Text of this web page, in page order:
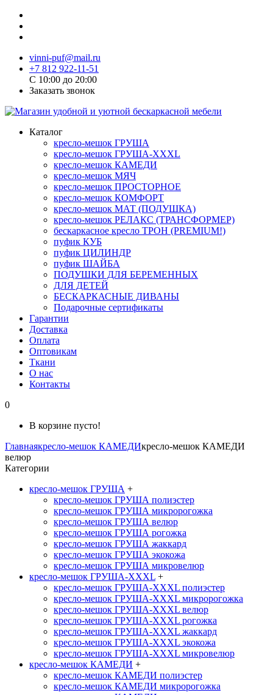
vinni-puf@mail.ru
+7 812 922-11-51
C 10:00 до 20:00
Заказать звонок
Каталог
кресло-мешок ГРУША
кресло-мешок ГРУША-XXXL
кресло-мешок КАМЕДИ
кресло-мешок МЯЧ
кресло-мешок ПРОСТОРНОЕ
кресло-мешок КОМФОРТ
кресло-мешок МАТ (ПОДУШКА)
кресло-мешок РЕЛАКС (ТРАНСФОРМЕР)
бескаркасное кресло ТРОН (PREMIUM!)
пуфик КУБ
пуфик ЦИЛИНДР
пуфик ШАЙБА
ПОДУШКИ ДЛЯ БЕРЕМЕННЫХ
ДЛЯ ДЕТЕЙ
БЕСКАРКАСНЫЕ ДИВАНЫ
Подарочные сертификаты
Гарантии
Доставка
Оплата
Оптовикам
Ткани
О нас
Контакты
0
В корзине пусто!
Главнаякресло-мешок КАМЕДИкресло-мешок КАМЕДИ
велюр
Категории
кресло-мешок ГРУША +
кресло-мешок ГРУША полиэстер
кресло-мешок ГРУША микророгожка
кресло-мешок ГРУША велюр
кресло-мешок ГРУША рогожка
кресло-мешок ГРУША жаккард
кресло-мешок ГРУША экокожа
кресло-мешок ГРУША микровелюр
кресло-мешок ГРУША-XXXL +
кресло-мешок ГРУША-XXXL полиэстер
кресло-мешок ГРУША-XXXL микророгожка
кресло-мешок ГРУША-XXXL велюр
кресло-мешок ГРУША-XXXL рогожка
кресло-мешок ГРУША-XXXL жаккард
кресло-мешок ГРУША-XXXL экокожа
кресло-мешок ГРУША-XXXL микровелюр
кресло-мешок КАМЕДИ +
кресло-мешок КАМЕДИ полиэстер
кресло-мешок КАМЕДИ микророгожка